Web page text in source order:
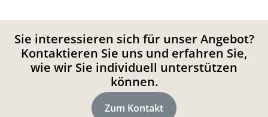
Sie interessieren sich für unser Angebot?
Kontaktieren Sie uns und erfahren Sie,
wie wir Sie individuell unterstützen
können.
Zum Kontakt